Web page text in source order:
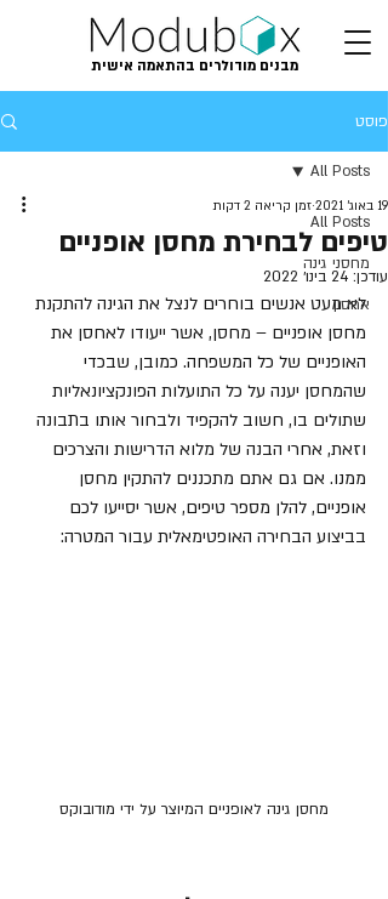
מבנים מודולרים בהתאמה אישית
פוסט
All Posts
מחסני גינה
אחסון
All Posts
טיפים לבחירת מחסן אופניים
19 באוג׳ 2021 זמן קריאה 2 דקות
עודכן: 24 בינו׳ 2022
לא מעט אנשים בוחרים לנצל את הגינה להתקנת
מחסן אופניים – מחסן, אשר ייעודו לאחסן את
האופניים של כל המשפחה. כמובן, שבכדי
שהמחסן יענה על כל התועלות הפונקציונאליות
שתולים בו, חשוב להקפיד ולבחור אותו בתבונה
וזאת, אחרי הבנה של מלוא הדרישות והצרכים
ממנו. אם גם אתם מתכננים להתקין מחסן
אופניים, להלן מספר טיפים, אשר יסייעו לכם
בביצוע הבחירה האופטימאלית עבור המטרה:
מחסן גינה לאופניים המיוצר על ידי מודובוקס